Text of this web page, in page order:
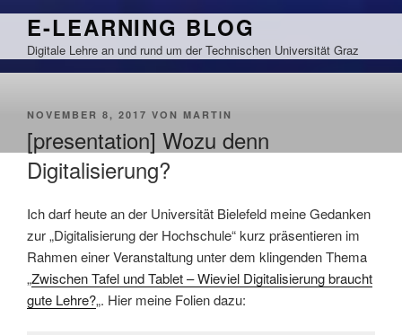
Zum
springen
E-LEARNING BLOG
Digitale Lehre an und rund um der Technischen Universität Graz
VERÖFFENTLICHT
NOVEMBER 8, 2017 VON MARTIN
[presentation] Wozu denn
Digitalisierung?
Ich darf heute an der Universität Bielefeld meine Gedanken
zur „Digitalisierung der Hochschule“ kurz präsentieren im
Rahmen einer Veranstaltung unter dem klingenden Thema
„Zwischen Tafel und Tablet – Wieviel Digitalisierung braucht
gute Lehre?„. Hier meine Folien dazu: